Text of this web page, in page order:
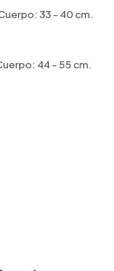
33 – 40 cm.
44 – 55 cm.